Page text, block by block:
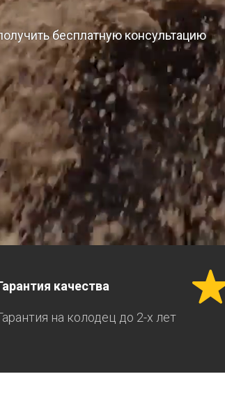
бесплатную консультацию
качества
на колодец до 2-х лет